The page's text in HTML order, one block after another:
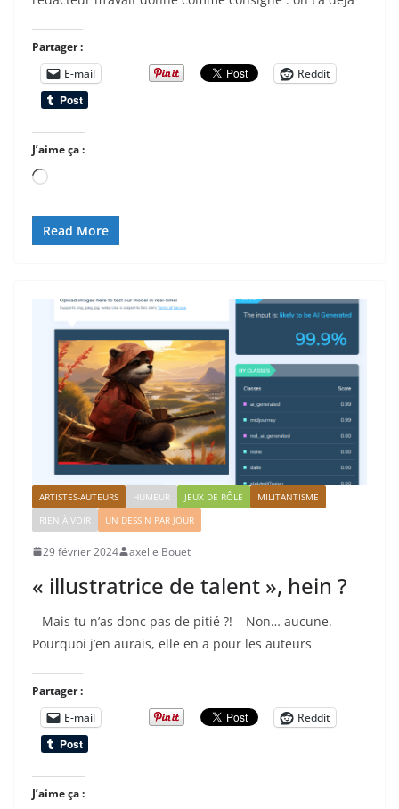
Partager :
E-mail
Reddit
J’aime ça :
Chargement…
Read More
ARTISTES-AUTEURS HUMEUR JEUX DE RÔLE
MILITANTISME
RIEN À VOIR
UN DESSIN PAR JOUR
29 février 2024 axelle Bouet
« illustratrice de talent », hein ?
– Mais tu n’as donc pas de pitié ?! – Non… aucune.
Pourquoi j’en aurais, elle en a pour les auteurs
Partager :
E-mail
Reddit
J’aime ça :